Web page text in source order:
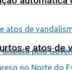
e atos de